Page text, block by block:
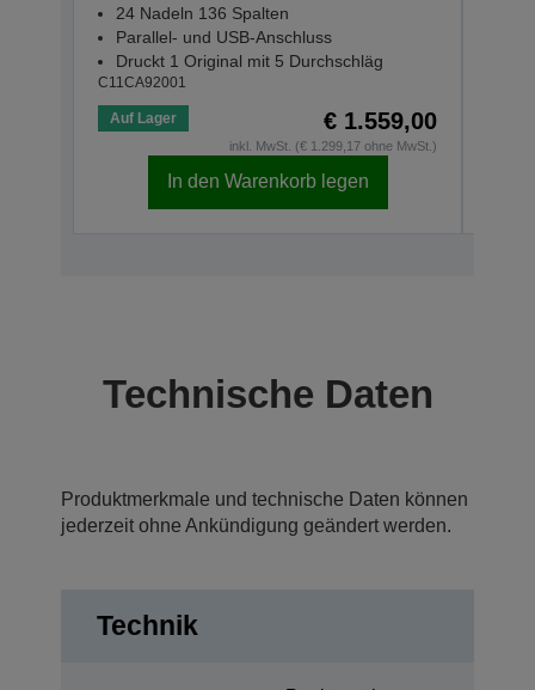
24 Nadeln 136 Spalten
Parallel- und USB-Anschluss
Druckt 1 Original mit 5 Durchschläg
C11CA92001
Auf Lager € 1.559,00
inkl. MwSt. (€ 1.299,17 ohne MwSt.)
In den Warenkorb legen
Technische Daten
Produktmerkmale und technische Daten können
jederzeit ohne Ankündigung geändert werden.
Technik